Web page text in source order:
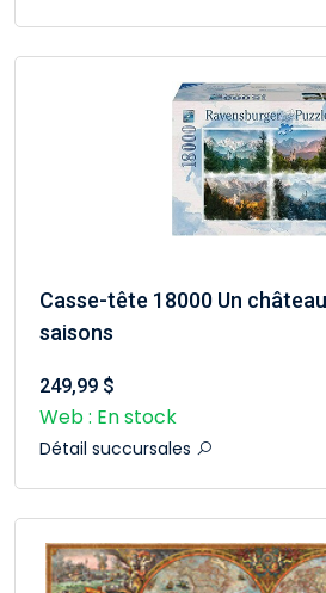
Casse-tête 18000 Un
saisons
249,99 $
Web : En stock
Détail succursales